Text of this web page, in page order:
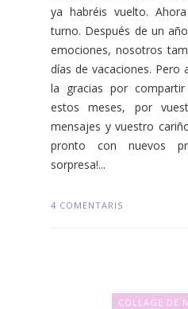
ya habréis vuelto.
turno. Después de un
emociones, nosotros
días de vacaciones. Pero
la gracias por
estos meses, por
mensajes y vuestro
pronto con nuevos
sorpresa!...
4 COMENTARIS
COLLAGE DE